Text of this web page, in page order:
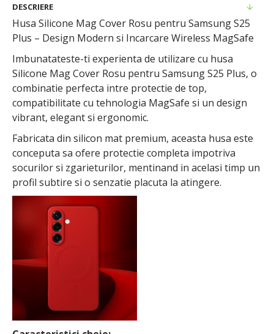
DESCRIERE
Husa Silicone Mag Cover Rosu pentru Samsung S25
Plus – Design Modern si Incarcare Wireless MagSafe
Imbunatateste-ti experienta de utilizare cu husa
Silicone Mag Cover Rosu pentru Samsung S25 Plus, o
combinatie perfecta intre protectie de top,
compatibilitate cu tehnologia MagSafe si un design
vibrant, elegant si ergonomic.
Fabricata din silicon mat premium, aceasta husa este
conceputa sa ofere protectie completa impotriva
socurilor si zgarieturilor, mentinand in acelasi timp un
profil subtire si o senzatie placuta la atingere.